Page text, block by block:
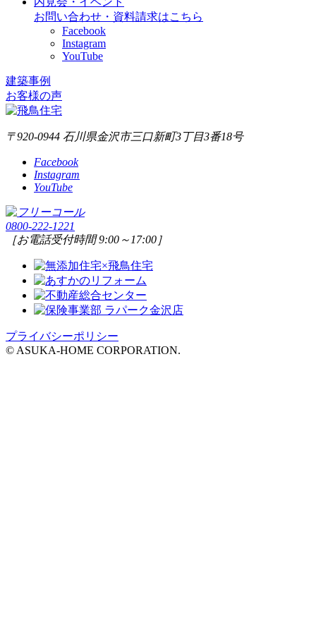
お問い合わせ・資料請求はこちら
Facebook
Instagram
YouTube
建築事例
お客様の声
〒920-0944 石川県金沢市三口新町3丁目3番18号
Facebook
Instagram
YouTube
0800-222-1221
［お電話受付時間 9:00～17:00］
プライバシーポリシー
© ASUKA-HOME CORPORATION.